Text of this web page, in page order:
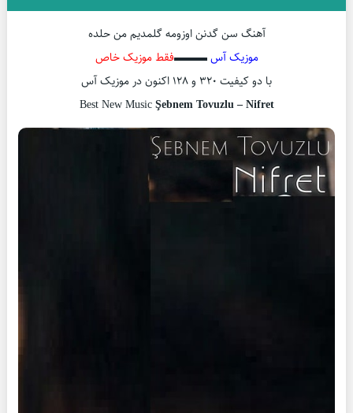
آهنگ سن گدنن اوزومه گلمدیم من حلده
موزیک آس▬▬▬فقط موزیک خاص
با دو کیفیت ۳۲۰ و ۱۲۸ اکنون در موزیک آس
Best New MusicŞebnem Tovuzlu – Nifret